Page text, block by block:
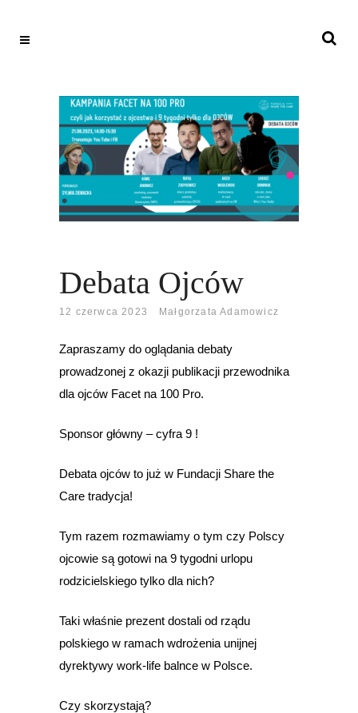
Debata Ojców
12 czerwca 2023 Małgorzata Adamowicz
Zapraszamy do oglądania debaty
prowadzonej z okazji publikacji przewodnika
dla ojców Facet na 100 Pro.
Sponsor główny – cyfra 9 !
Debata ojców to już w Fundacji Share the
Care tradycja!
Tym razem rozmawiamy o tym czy Polscy
ojcowie są gotowi na 9 tygodni urlopu
rodzicielskiego tylko dla nich?
Taki właśnie prezent dostali od rządu
polskiego w ramach wdrożenia unijnej
dyrektywy work-life balnce w Polsce.
Czy skorzystają?